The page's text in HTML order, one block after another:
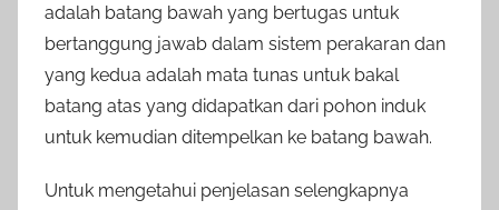
adalah batang bawah yang bertugas untuk
bertanggung jawab dalam sistem perakaran dan
yang kedua adalah mata tunas untuk bakal
batang atas yang didapatkan dari pohon induk
untuk kemudian ditempelkan ke batang bawah.
Untuk mengetahui penjelasan selengkapnya